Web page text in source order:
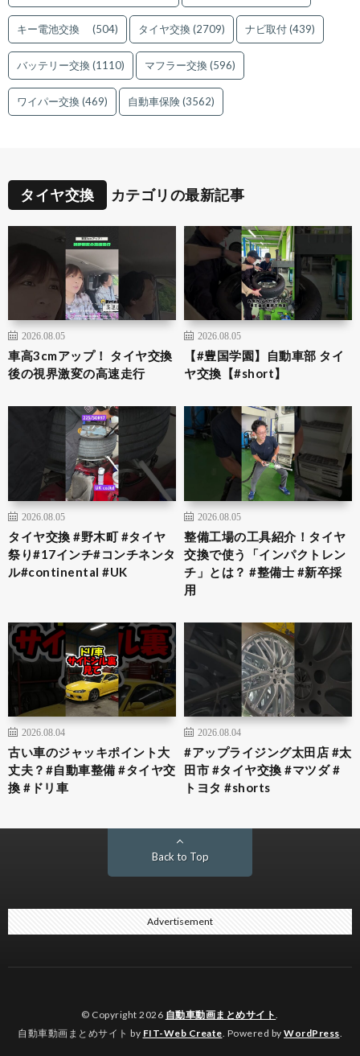
キー電池交換 (504) タイヤ交換(2709) ナビ取付(439)
バッテリー交換(1110) マフラー交換(596)
ワイパー交換(469) 自動車保険(3562)
タイヤ交換 カテゴリの最新記事
2026.08.05
車高3cmアップ！ タイヤ交換
後の視界激変の高速走行
2026.08.05
【#豊国学園】自動車部 タイ
ヤ交換【#short】
2026.08.05
タイヤ交換 #野木町 #タイヤ
祭り#17インチ#コンチネンタ
ル#continental #UK
2026.08.05
整備工場の工具紹介！タイヤ
交換で使う「インパクトレン
チ」とは？ #整備士 #新卒採
用
2026.08.04
古い車のジャッキポイント大
丈夫？#自動車整備 #タイヤ交
換 #ドリ車
2026.08.04
#アップライジング太田店 #太
田市 #タイヤ交換 #マツダ #
トヨタ #shorts
Back to Top
Advertisement
© Copyright 2026 自動車動画まとめサイト.
自動車動画まとめサイト by FIT-Web Create. Powered by WordPress.